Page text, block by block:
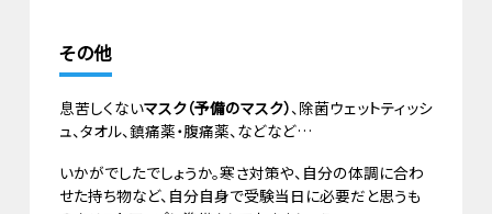
その他
息苦しくないマスク（予備のマスク）、除菌ウェットティッシ
ュ、タオル、鎮痛薬・腹痛薬、などなど…
いかがでしたでしょうか。寒さ対策や、自分の体調に合わ
せた持ち物など、自分自身で受験当日に必要だと思うも